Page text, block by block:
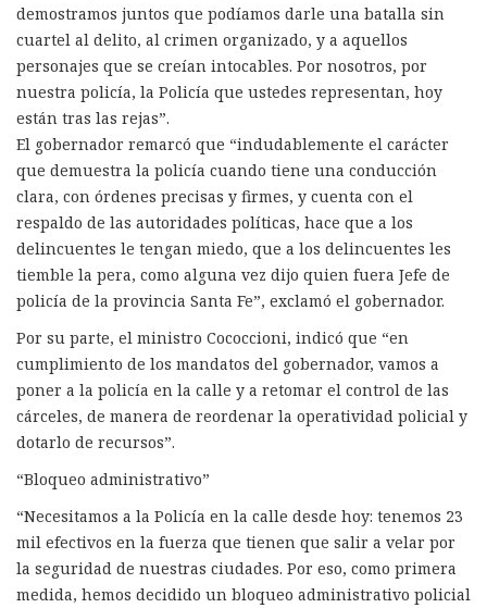
demostramos juntos que podíamos darle una batalla sin
cuartel al delito, al crimen organizado, y a aquellos
personajes que se creían intocables. Por nosotros, por
nuestra policía, la Policía que ustedes representan, hoy
están tras las rejas”.
El gobernador remarcó que “indudablemente el carácter
que demuestra la policía cuando tiene una conducción
clara, con órdenes precisas y firmes, y cuenta con el
respaldo de las autoridades políticas, hace que a los
delincuentes le tengan miedo, que a los delincuentes les
tiemble la pera, como alguna vez dijo quien fuera Jefe de
policía de la provincia Santa Fe”, exclamó el gobernador.
Por su parte, el ministro Cococcioni, indicó que “en
cumplimiento de los mandatos del gobernador, vamos a
poner a la policía en la calle y a retomar el control de las
cárceles, de manera de reordenar la operatividad policial y
dotarlo de recursos”.
“Bloqueo administrativo”
“Necesitamos a la Policía en la calle desde hoy: tenemos 23
mil efectivos en la fuerza que tienen que salir a velar por
la seguridad de nuestras ciudades. Por eso, como primera
medida, hemos decidido un bloqueo administrativo policial